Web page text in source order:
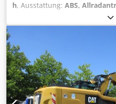
h, Ausstattung: ABS,
Mobilbagger ? Baujahr 2021 ?
Zum Verkauf steht ein
einem sehr gepflegten und
Ausstattung:* Baujahr: 2021 *
Klimaanlage * Hydraulischer
Zentralschmieranlage *
Leistungsstarker und
Maschine wurde regelmäßig
sowohl technisch als auch